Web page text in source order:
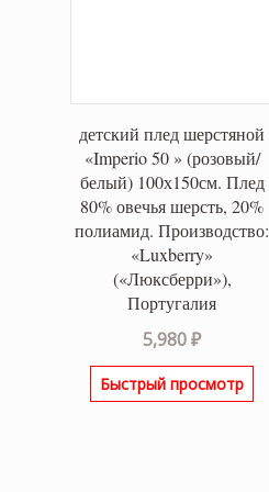
детский плед шерстяной
«Imperio 50 » (розовый/
белый) 100х150см. Плед
80% овечья шерсть, 20%
полиамид. Производство:
«Luxberry»
(«Люксберри»),
Португалия
5,980₽
Быстрый просмотр